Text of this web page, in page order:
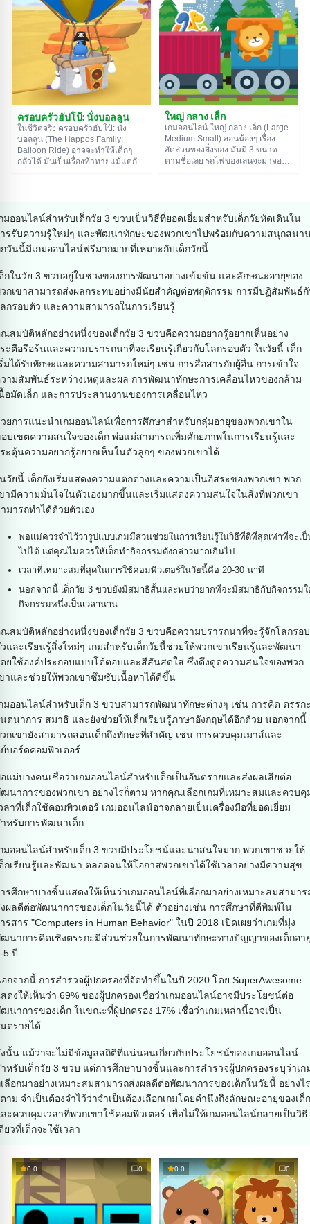
ตามเงาของมัน มีเวลาแค่ 1 นาทีใน
การทำภารกิจแต่ละด่าน ลุยเลย!
ครอบครัวฮัปโป้: นั่งบอลลูน
ในชีวิตจริง ครอบครัวฮัปโป้: นั่ง
บอลลูน (The Happos Family:
Balloon Ride) อาจจะทำให้เด็กๆ
กลัวได้ มันเป็นเรื่องท้าทายแม้แต่กับ
ของตัวเอง แล้วบินออกไปในระยะ
ทางที่สวยงาม
ใหญ่ กลาง เล็ก
เกมออนไลน์ ใหญ่ กลาง เล็ก (Large
Medium Small) สอนน้องๆ เรื่อง
สัดส่วนของสิ่งของ มันมี 3 ขนาด
ตามชื่อเลย รถไฟของเล่นจะมาจอดที่
มออนไลน์สำหรับเด็กวัย 3 ขวบเป็นวิธีที่ยอดเยี่ยมสำหรับเด็กวัยหัดเดินใน
รรับความรู้ใหม่ๆ และพัฒนาทักษะของพวกเขาไปพร้อมกับความสนุกสนา
วันนี้มีเกมออนไลน์ฟรีมากมายที่เหมาะกับเด็กวัยนี้
กในวัย 3 ขวบอยู่ในช่วงของการพัฒนาอย่างเข้มข้น และลักษณะอายุของ
กเขาสามารถส่งผลกระทบอย่างมีนัยสำคัญต่อพฤติกรรม การมีปฏิสัมพันธ์
กรอบตัว และความสามารถในการเรียนรู้
สมบัติหลักอย่างหนึ่งของเด็กวัย 3 ขวบคือความอยากรู้อยากเห็นอย่าง
ะตือรือร้นและความปรารถนาที่จะเรียนรู้เกี่ยวกับโลกรอบตัว ในวัยนี้ เด็ก
มได้รับทักษะและความสามารถใหม่ๆ เช่น การสื่อสารกับผู้อื่น การเข้าใจ
ามสัมพันธ์ระหว่างเหตุและผล การพัฒนาทักษะการเคลื่อนไหวของกล้าม
อมัดเล็ก และการประสานงานของการเคลื่อนไหว
ยการแนะนำเกมออนไลน์เพื่อการศึกษาสำหรับกลุ่มอายุของพวกเขาใน
บเขตความสนใจของเด็ก พ่อแม่สามารถเพิ่มศักยภาพในการเรียนรู้และ
ะตุ้นความอยากรู้อยากเห็นในตัวลูกๆ ของพวกเขาได้
วัยนี้ เด็กยังเริ่มแสดงความแตกต่างและความเป็นอิสระของพวกเขา พวก
ามีความมั่นใจในตัวเองมากขึ้นและเริ่มแสดงความสนใจในสิ่งที่พวกเขา
มารถทำได้ด้วยตัวเอง
พ่อแม่ควรจำไว้ว่ารูปแบบเกมมีส่วนช่วยในการเรียนรู้ในวิธีที่ดีที่สุดเท่าที่จะเป็
ไปได้ แต่คุณไม่ควรให้เด็กทำกิจกรรมดังกล่าวมากเกินไป
เวลาที่เหมาะสมที่สุดในการใช้คอมพิวเตอร์ในวัยนี้คือ 20-30 นาที
นอกจากนี้ เด็กวัย 3 ขวบยังมีสมาธิสั้นและพบว่ายากที่จะมีสมาธิกับกิจกรรมใ
กิจกรรมหนึ่งเป็นเวลานาน
สมบัติหลักอย่างหนึ่งของเด็กวัย 3 ขวบคือความปรารถนาที่จะรู้จักโลกรอบ
และเรียนรู้สิ่งใหม่ๆ เกมสำหรับเด็กวัยนี้ช่วยให้พวกเขาเรียนรู้และพัฒนา
ยใช้องค์ประกอบแบบโต้ตอบและสีสันสดใส ซึ่งดึงดูดความสนใจของพวก
าและช่วยให้พวกเขาซึมซับเนื้อหาได้ดีขึ้น
มออนไลน์สำหรับเด็ก 3 ขวบสามารถพัฒนาทักษะต่างๆ เช่น การคิด ตรรก
ตนาการ สมาธิ และยังช่วยให้เด็กเรียนรู้ภาษาอังกฤษได้อีกด้วย นอกจากนี้
กเขายังสามารถสอนเด็กถึงทักษะที่สำคัญ เช่น การควบคุมเมาส์และ
บอร์ดคอมพิวเตอร์
แม่บางคนเชื่อว่าเกมออนไลน์สำหรับเด็กเป็นอันตรายและส่งผลเสียต่อ
นาการของพวกเขา อย่างไรก็ตาม หากคุณเลือกเกมที่เหมาะสมและควบคุ
ลาที่เด็กใช้คอมพิวเตอร์ เกมออนไลน์อาจกลายเป็นเครื่องมือที่ยอดเยี่ยม
หรับการพัฒนาเด็ก
มออนไลน์สำหรับเด็ก 3 ขวบมีประโยชน์และน่าสนใจมาก พวกเขาช่วยให้
กเรียนรู้และพัฒนา ตลอดจนให้โอกาสพวกเขาได้ใช้เวลาอย่างมีความสุข
รศึกษาบางชิ้นแสดงให้เห็นว่าเกมออนไลน์ที่เลือกมาอย่างเหมาะสมสามาร
ผลดีต่อพัฒนาการของเด็กในวัยนี้ได้ ตัวอย่างเช่น การศึกษาที่ตีพิมพ์ใน
รสาร "Computers in Human Behavior" ในปี 2018 เปิดเผยว่าเกมที่มุ่ง
นาการคิดเชิงตรรกะมีส่วนช่วยในการพัฒนาทักษะทางปัญญาของเด็กอา
5 ปี
กจากนี้ การสำรวจผู้ปกครองที่จัดทำขึ้นในปี 2020 โดย SuperAwesome
ดงให้เห็นว่า 69% ของผู้ปกครองเชื่อว่าเกมออนไลน์อาจมีประโยชน์ต่อ
นาการของเด็ก ในขณะที่ผู้ปกครอง 17% เชื่อว่าเกมเหล่านี้อาจเป็น
ตรายได้
นั้น แม้ว่าจะไม่มีข้อมูลสถิติที่แน่นอนเกี่ยวกับประโยชน์ของเกมออนไลน์
หรับเด็กวัย 3 ขวบ แต่การศึกษาบางชิ้นและการสำรวจผู้ปกครองระบุว่าเก
ลือกมาอย่างเหมาะสมสามารถส่งผลดีต่อพัฒนาการของเด็กในวัยนี้ อย่างไร
าม จำเป็นต้องจำไว้ว่าจำเป็นต้องเลือกเกมโดยคำนึงถึงลักษณะอายุของเด็ก
ะควบคุมเวลาที่พวกเขาใช้คอมพิวเตอร์ เพื่อไม่ให้เกมออนไลน์กลายเป็นวิธี
ยวที่เด็กจะใช้เวลา
0.0 0 0.0 0